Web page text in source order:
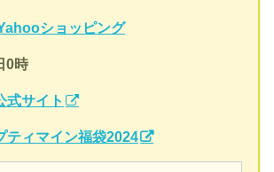
ショッピング
0時
式サイト
ティマイン福袋2024